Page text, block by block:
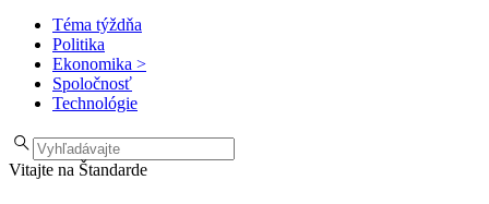
Téma týždňa
Politika
Ekonomika >
Spoločnosť
Technológie
Vitajte na Štandarde